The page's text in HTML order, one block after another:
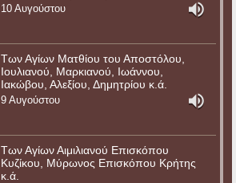
10 Αυγούστου
Των Αγίων Ματθίου του Αποστόλου,
Ιουλιανού, Μαρκιανού, Ιωάννου,
Ιακώβου, Αλεξίου, Δημητρίου κ.ά.
9 Αυγούστου
Των Αγίων Αιμιλιανού Επισκόπου
Κυζίκου, Μύρωνος Επισκόπου Κρήτης
κ.ά.